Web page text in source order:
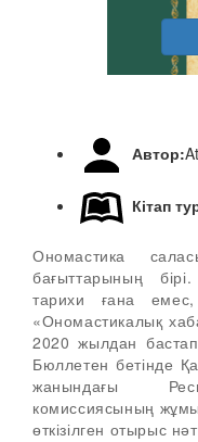
Автор:
Кітап
Ономастика
бағыттарының
тарихи ғана
«Ономастикалық
2020 жылдан
Бюллетен бетінде
жанындағы
комиссиясының
өткізілген отырыс